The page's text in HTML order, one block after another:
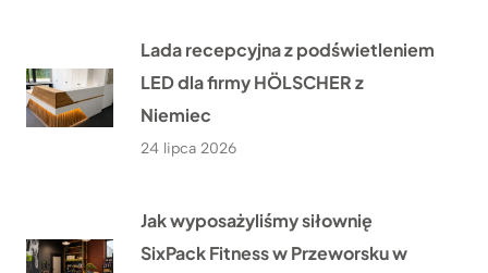
Lada recepcyjna z podświetleniem
LED dla firmy HÖLSCHER z
Niemiec
24 lipca 2026
Jak wyposażyliśmy siłownię
SixPack Fitness w Przeworsku w